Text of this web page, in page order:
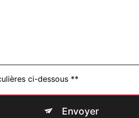
ci-dessous **
Envoyer